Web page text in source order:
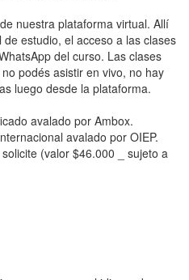
nuestra plataforma virtual. Allí
estudio, el acceso a las clases
del curso. Las clases
podés asistir en vivo, no hay
luego desde la plataforma.
avalado por Ambox.
avalado por OIEP.
(valor $46.000 _ sujeto a